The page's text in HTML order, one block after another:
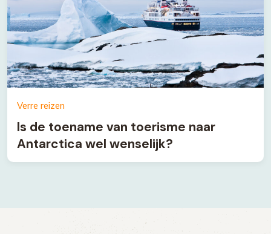
Verre reizen
Is de toename van toerisme naar
Antarctica wel wenselijk?